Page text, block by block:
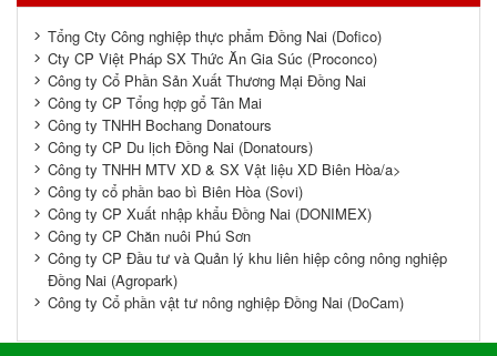
Tổng Cty Công nghiệp thực phẩm Đồng Nai (Dofico)
Cty CP Việt Pháp SX Thức Ăn Gia Súc (Proconco)
Công ty Cổ Phần Sản Xuất Thương Mại Đồng Nai
Công ty CP Tổng hợp gổ Tân Mai
Công ty TNHH Bochang Donatours
Công ty CP Du lịch Đồng Nai (Donatours)
Công ty TNHH MTV XD & SX Vật liệu XD Biên Hòa/a>
Công ty cổ phần bao bì Biên Hòa (Sovi)
Công ty CP Xuất nhập khẩu Đồng Nai (DONIMEX)
Công ty CP Chăn nuôi Phú Sơn
Công ty CP Đầu tư và Quản lý khu liên hiệp công nông nghiệp
Đồng Nai (Agropark)
Công ty Cổ phần vật tư nông nghiệp Đồng Nai (DoCam)